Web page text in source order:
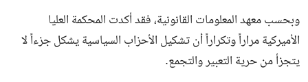
وبحسب معهد المعلومات القانونية، فقد أكدت المحكمة العليا
الأميركية مراراً وتكراراً أن تشكيل الأحزاب السياسية يشكل جزءاً لا
يتجزأ من حرية التعبير والتجمع.